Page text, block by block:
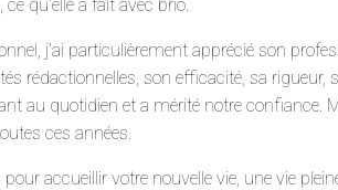
qu’elle a fait avec brio.
j’ai particulièrement apprécié son
rédactionnelles, son efficacité, sa rigueur,
au quotidien et a mérité notre confiance.
ces années.
accueillir votre nouvelle vie, une vie